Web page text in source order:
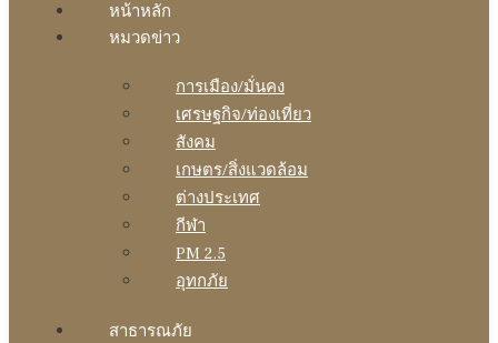
หน้าหลัก
หมวดข่าว
การเมือง/มั่นคง
เศรษฐกิจ/ท่องเที่ยว
สังคม
เกษตร/สิ่งแวดล้อม
ต่างประเทศ
กีฬา
PM 2.5
อุทกภัย
สาธารณภัย